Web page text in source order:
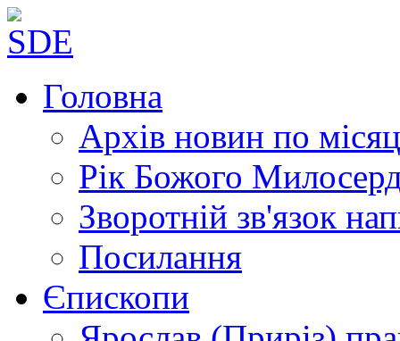
Головна
Архів новин по
Рік Божого
Зворотній зв'язок
Посилання
Єпископи